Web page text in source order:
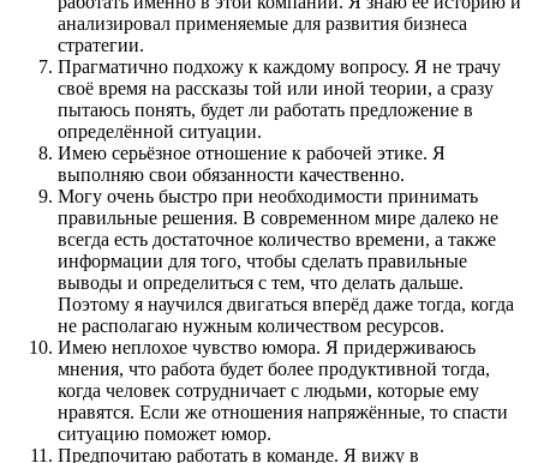
анализировал применяемые для развития бизнеса
стратегии.
Прагматично подхожу к каждому вопросу. Я не трачу
своё время на рассказы той или иной теории, а сразу
пытаюсь понять, будет ли работать предложение в
определённой ситуации.
Имею серьёзное отношение к рабочей этике. Я
выполняю свои обязанности качественно.
Могу очень быстро при необходимости принимать
правильные решения. В современном мире далеко не
всегда есть достаточное количество времени, а также
информации для того, чтобы сделать правильные
выводы и определиться с тем, что делать дальше.
Поэтому я научился двигаться вперёд даже тогда, когда
не располагаю нужным количеством ресурсов.
Имею неплохое чувство юмора. Я придерживаюсь
мнения, что работа будет более продуктивной тогда,
когда человек сотрудничает с людьми, которые ему
нравятся. Если же отношения напряжённые, то спасти
ситуацию поможет юмор.
Предпочитаю работать в команде. Я вижу в